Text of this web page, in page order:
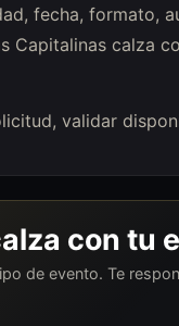
fecha, formato,
Capitalinas calza
validar
con tu
de evento. Te